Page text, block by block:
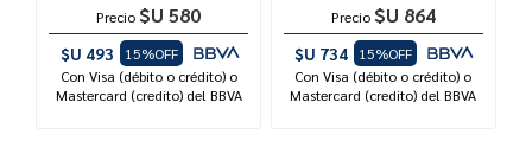
Precio $U 580
$U 493
15%OFF
Con Visa (débito o crédito) o
Mastercard (credito) del BBVA
Precio $U 864
$U 734
15%OFF
Con Visa (débito o crédito) o
Mastercard (credito) del BBVA